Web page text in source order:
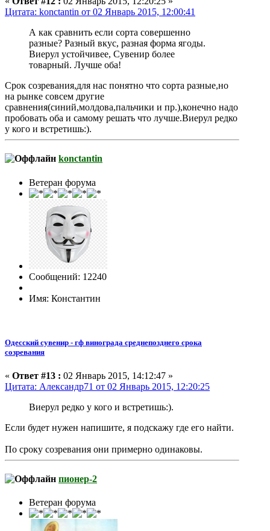
Цитата: konctantin от 02 Январь 2015, 12:00:41
А как сравнить если сорта совершенно
разные? Разный вкус, разная форма ягоды.
Виерул устойчивее, Сувенир более
товарный. Лучше оба!
Срок созревания,для нас понятно что сорта разные,но
на рынке совсем другие
сравнения(синий,молдова,пальчики и пр.),конечно надо
пробовать оба и самому решать что лучше.Виерул редко
у кого и встретишь:).
konctantin
Ветеран форума
Сообщений: 12240
Имя: Константин
Одесский сувенир - гф винограда среднепозднего срока
созревания
« Ответ #13 : 02 Январь 2015, 14:12:47 »
Цитата: Александр71 от 02 Январь 2015, 12:20:25
Виерул редко у кого и встретишь:).
Если будет нужен напишите, я подскажу где его найти.
По сроку созревания они примерно одинаковы.
пионер-2
Ветеран форума